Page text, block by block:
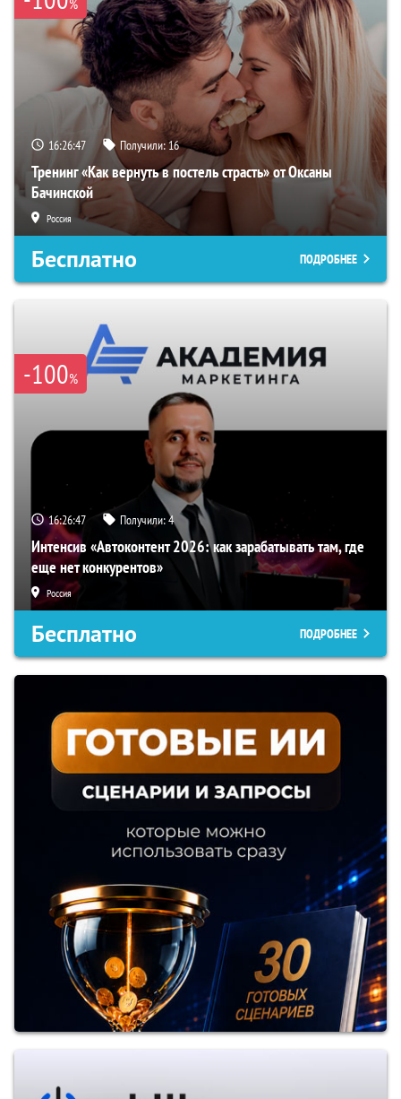
%
16:26:46 Получили:16
Тренинг «Как вернуть в постель страсть» от Оксаны
Бачинской
Россия
Бесплатно ПОДРОБНЕЕ
-100%
16:26:46 Получили:4
Интенсив «Автоконтент 2026: как зарабатывать там, где
еще нет конкурентов»
Россия
Бесплатно ПОДРОБНЕЕ